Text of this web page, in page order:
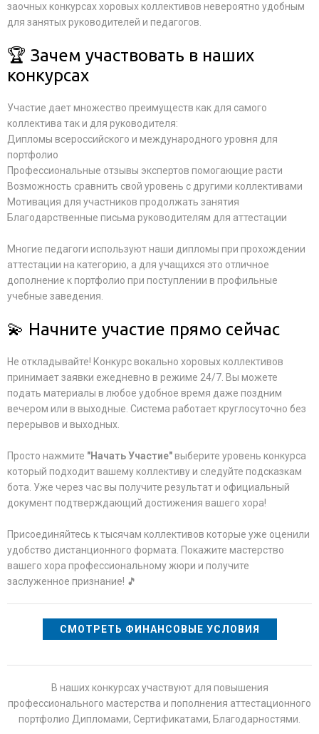
заочных конкурсах хоровых коллективов невероятно удобным
для занятых руководителей и педагогов.
🏆 Зачем участвовать в наших
конкурсах
Участие дает множество преимуществ как для самого
коллектива так и для руководителя:
Дипломы всероссийского и международного уровня для
портфолио
Профессиональные отзывы экспертов помогающие расти
Возможность сравнить свой уровень с другими коллективами
Мотивация для участников продолжать занятия
Благодарственные письма руководителям для аттестации
Многие педагоги используют наши дипломы при прохождении
аттестации на категорию, а для учащихся это отличное
дополнение к портфолио при поступлении в профильные
учебные заведения.
💫 Начните участие прямо сейчас
Не откладывайте! Конкурс вокально хоровых коллективов
принимает заявки ежедневно в режиме 24/7. Вы можете
подать материалы в любое удобное время даже поздним
вечером или в выходные. Система работает круглосуточно без
перерывов и выходных.
Просто нажмите "Начать Участие"выберите уровень конкурса
который подходит вашему коллективу и следуйте подсказкам
бота. Уже через час вы получите результат и официальный
документ подтверждающий достижения вашего хора!
Присоединяйтесь к тысячам коллективов которые уже оценили
удобство дистанционного формата. Покажите мастерство
вашего хора профессиональному жюри и получите
заслуженное признание! 🎵
СМОТРЕТЬ ФИНАНСОВЫЕ УСЛОВИЯ
В наших конкурсах участвуют для повышения
профессионального мастерства и пополнения аттестационного
портфолио Дипломами, Сертификатами, Благодарностями.